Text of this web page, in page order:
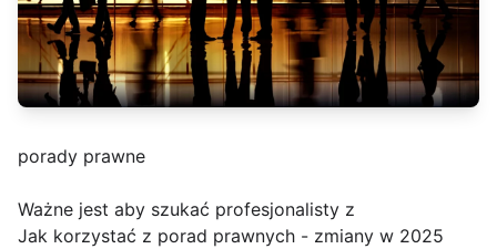
porady prawne
Ważne jest aby szukać profesjonalisty z
Jak korzystać z porad prawnych - zmiany w 2025